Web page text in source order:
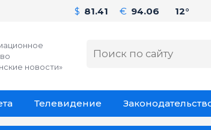
$ 81.41 € 94.06 12°
новости»
Телевидение